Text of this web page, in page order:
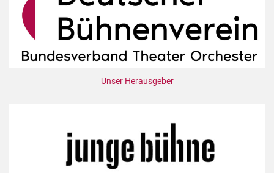
Unser Herausgeber